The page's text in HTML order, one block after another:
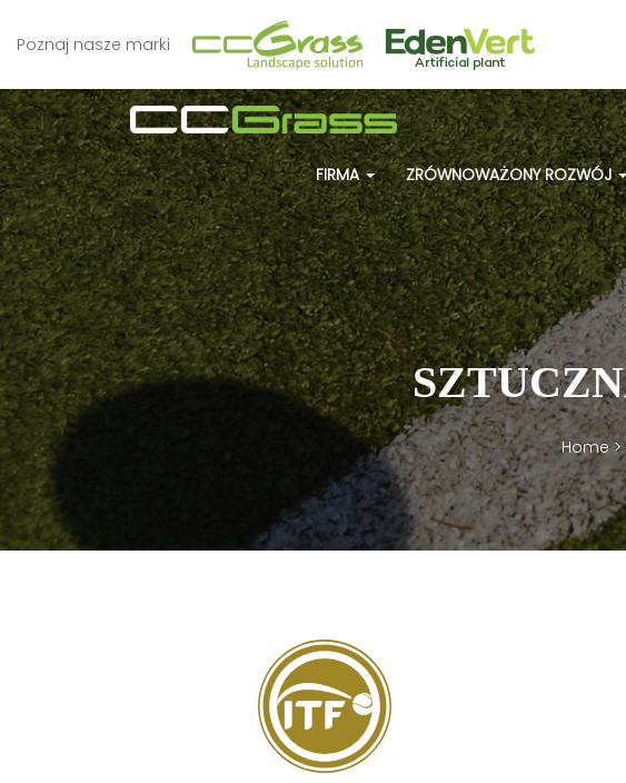
Poznaj nasze marki
FIRMA ZRÓWNOWAŻONY ROZWÓJ
Home>